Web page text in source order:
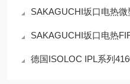
SAKAGUCHI坂口电热微型电
SAKAGUCHI坂口电热
德国ISOLOC IPL系列41606